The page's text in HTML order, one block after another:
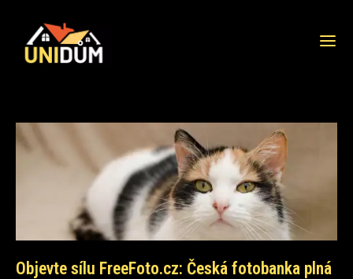
Objevte sílu FreeFoto.cz: Česká fotobanka plná